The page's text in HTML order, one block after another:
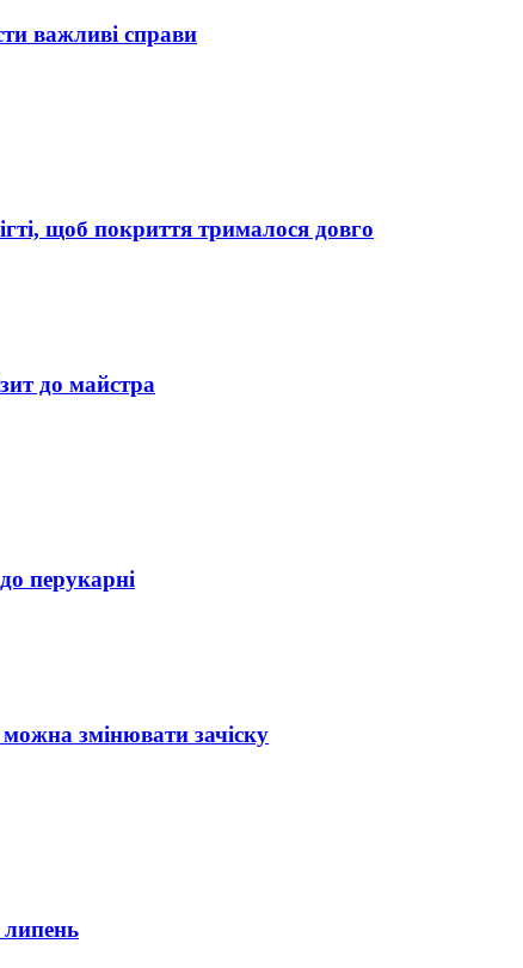
важливі справи
щоб покриття трималося довго
до майстра
перукарні
змінювати зачіску
липень